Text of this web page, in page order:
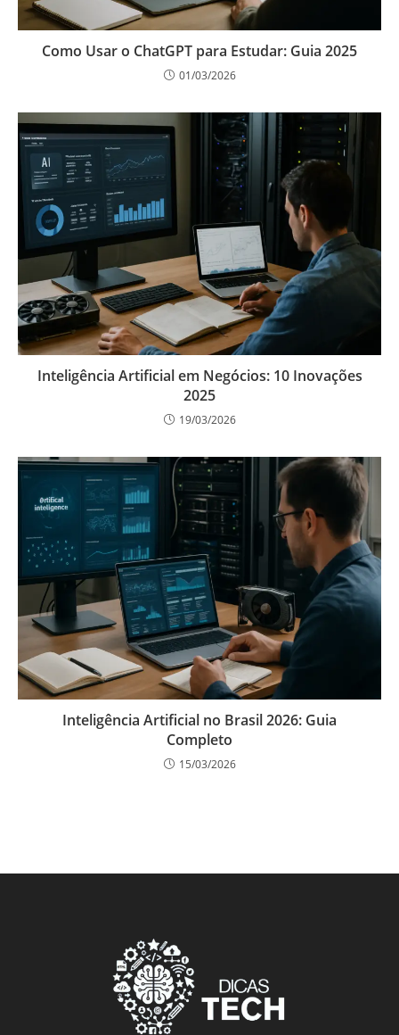
Como Usar o ChatGPT para Estudar: Guia 2025
01/03/2026
Inteligência Artificial em Negócios: 10 Inovações
2025
19/03/2026
Inteligência Artificial no Brasil 2026: Guia
Completo
15/03/2026